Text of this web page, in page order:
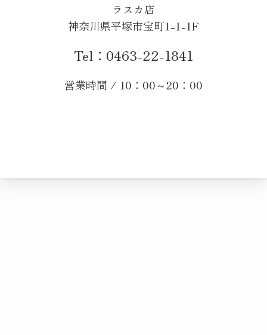
ラスカ店
神奈川県平塚市宝町1-1-1F
Tel：0463-22-1841
営業時間 / 10：00～20：00